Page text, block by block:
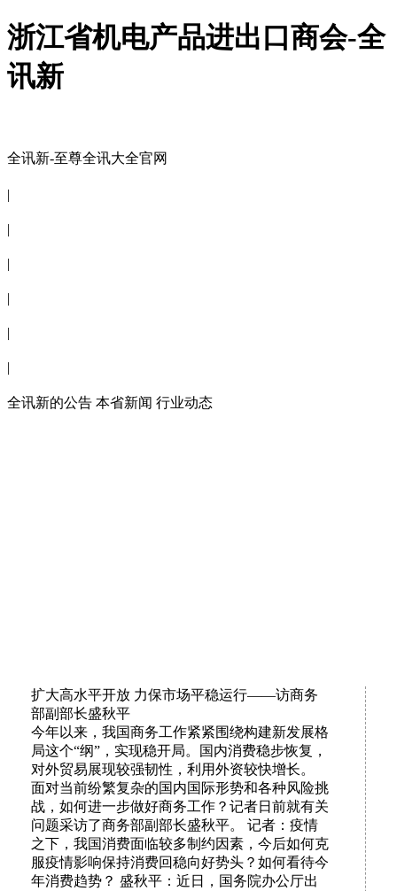
浙江省机电产品进出口商会-全
讯新
全讯新-至尊全讯大全官网
|
|
|
|
|
|
全讯新的公告 本省新闻 行业动态
扩大高水平开放 力保市场平稳运行——访商务
部副部长盛秋平
今年以来，我国商务工作紧紧围绕构建新发展格
局这个“纲”，实现稳开局。国内消费稳步恢复，
对外贸易展现较强韧性，利用外资较快增长。
面对当前纷繁复杂的国内国际形势和各种风险挑
战，如何进一步做好商务工作？记者日前就有关
问题采访了商务部副部长盛秋平。 记者：疫情
之下，我国消费面临较多制约因素，今后如何克
服疫情影响保持消费回稳向好势头？如何看待今
年消费趋势？ 盛秋平：近日，国务院办公厅出